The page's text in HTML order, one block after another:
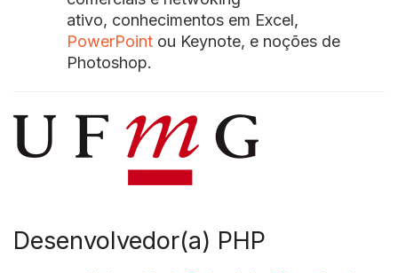
ativo, conhecimentos em Excel,
PowerPoint ou Keynote, e noções de
Photoshop.
Desenvolvedor(a) PHP